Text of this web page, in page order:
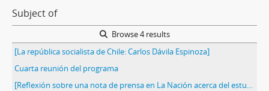
Subject of
Browse 4 results
[La república socialista de Chile: Carlos Dávila Espinoza]
Cuarta reunión del programa
[Reflexión sobre una nota de prensa en La Nación acerca del estudio de la Ley de Defensa de la Democracia]